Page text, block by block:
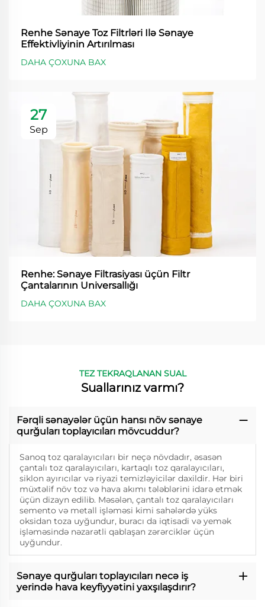
Renhe Sənaye Toz Filtrləri Ilə Sənaye
Effektivliyinin Artırılması
DAHA ÇOXUNA BAX
27
Sep
Renhe: Sənaye Filtrasiyası üçün Filtr
Çantalarının Universallığı
DAHA ÇOXUNA BAX
TEZ TEKRAQLANAN SUAL
Suallarınız varmı?
Fərqli sənayələr üçün hansı növ sənaye
qurğuları toplayıcıları mövcuddur?
Sanoq toz qaralayıcıları bir neçə növdadır, əsasən
çantalı toz qaralayıcıları, kartaqlı toz qaralayıcıları,
siklon ayırıcılar və riyazi temizləyicilər daxildir. Hər biri
müxtəlif növ toz və hava akımı tələblərini idarə etmək
üçün dizayn edilib. Məsələn, çantalı toz qaralayıcıları
semento və metall işləməsi kimi sahələrdə yüks
oksidan toza uyğundur, buracı da iqtisadi və yemək
işləməsində nəzarətli qablaşan zərərciklər üçün
uyğundur.
Sənaye qurğuları toplayıcıları necə iş
yerində hava keyfiyyətini yaxşılaşdırır?